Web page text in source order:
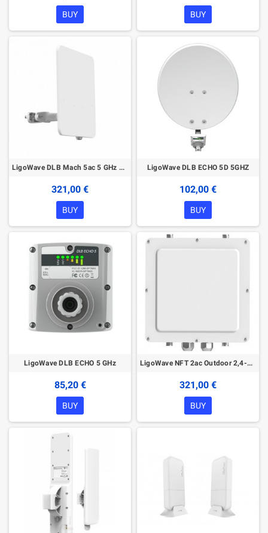
BUY BUY
LigoWave DLB Mach 5ac 5 GHz Wireless device
321,00 €
BUY
LigoWave DLB ECHO 5D 5GHZ
102,00 €
BUY
LigoWave DLB ECHO 5 GHz
85,20 €
BUY
LigoWave NFT 2ac Outdoor 2,4-5 GHz Access Point
321,00 €
BUY